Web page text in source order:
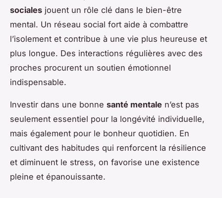
sociales jouent un rôle clé dans le bien-être
mental. Un réseau social fort aide à combattre
l’isolement et contribue à une vie plus heureuse et
plus longue. Des interactions régulières avec des
proches procurent un soutien émotionnel
indispensable.
Investir dans une bonne santé mentale n’est pas
seulement essentiel pour la longévité individuelle,
mais également pour le bonheur quotidien. En
cultivant des habitudes qui renforcent la résilience
et diminuent le stress, on favorise une existence
pleine et épanouissante.